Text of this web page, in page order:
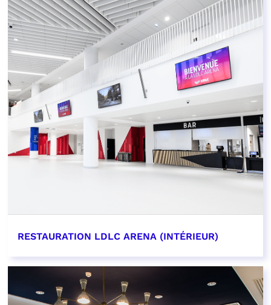
RESTAURATION LDLC ARENA (INTÉRIEUR)
EN SAVOIR PLUS